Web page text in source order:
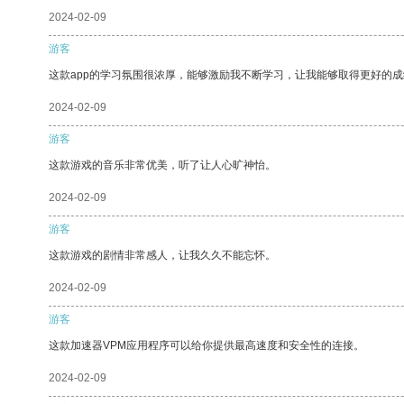
2024-02-09
游客
这款app的学习氛围很浓厚，能够激励我不断学习，让我能够取得更好的
2024-02-09
游客
这款游戏的音乐非常优美，听了让人心旷神怡。
2024-02-09
游客
这款游戏的剧情非常感人，让我久久不能忘怀。
2024-02-09
游客
这款加速器VPM应用程序可以给你提供最高速度和安全性的连接。
2024-02-09